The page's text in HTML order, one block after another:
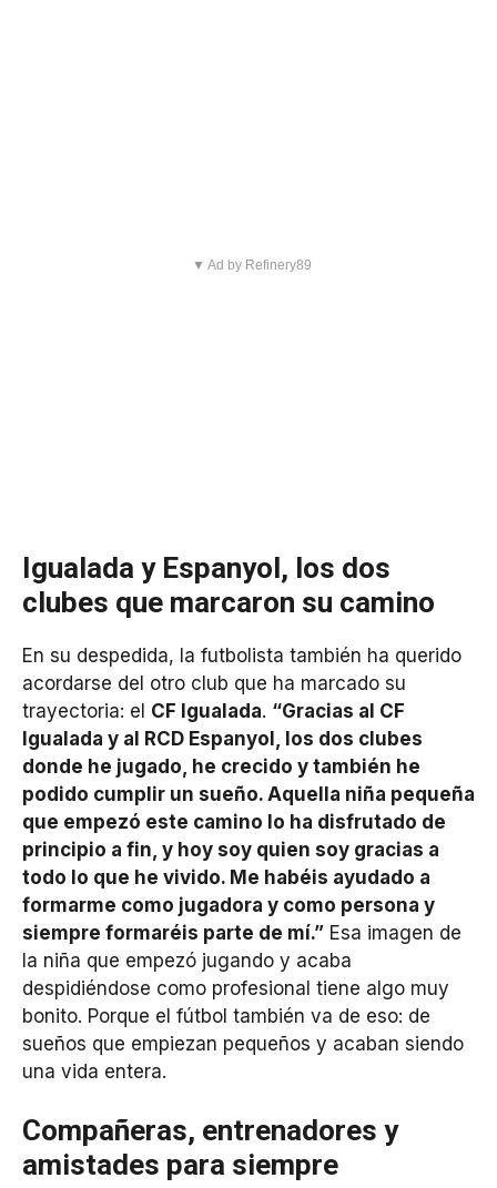
▼ Ad by Refinery89
Igualada y Espanyol, los dos
clubes que marcaron su camino
En su despedida, la futbolista también ha querido
acordarse del otro club que ha marcado su
trayectoria: el CF Igualada. “Gracias al CF
Igualada y al RCD Espanyol, los dos clubes
donde he jugado, he crecido y también he
podido cumplir un sueño. Aquella niña pequeña
que empezó este camino lo ha disfrutado de
principio a fin, y hoy soy quien soy gracias a
todo lo que he vivido. Me habéis ayudado a
formarme como jugadora y como persona y
siempre formaréis parte de mí.” Esa imagen de
la niña que empezó jugando y acaba
despidiéndose como profesional tiene algo muy
bonito. Porque el fútbol también va de eso: de
sueños que empiezan pequeños y acaban siendo
una vida entera.
Compañeras, entrenadores y
amistades para siempre